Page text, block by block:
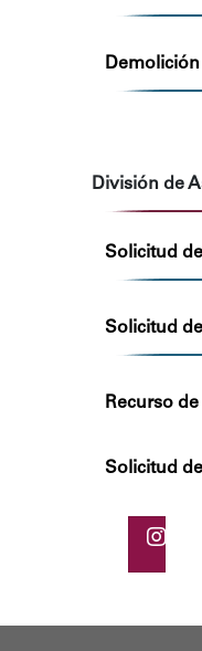
Demolición
División de
Solicitud
Solicitud
Recurso
Solicitud